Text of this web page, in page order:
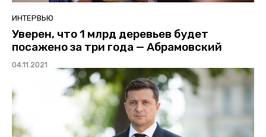
ИНТЕРВЬЮ
Уверен, что 1 млрд деревьев будет
посажено за три года — Абрамовский
04.11.2021